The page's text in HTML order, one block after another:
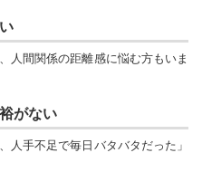
人間関係の距離感に悩む方もいま
がない
人手不足で毎日バタバタだった」